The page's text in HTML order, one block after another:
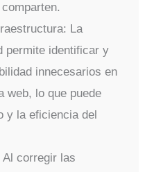
La
permite identificar y
innecesarios en
web, lo que puede
y la eficiencia del
Al corregir las